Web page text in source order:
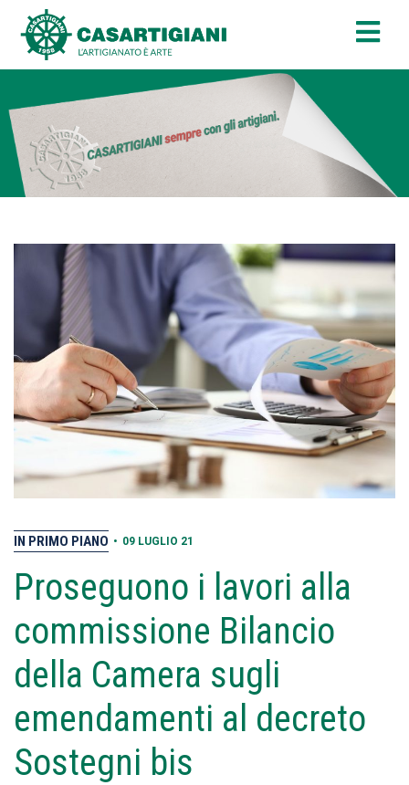
IN PRIMO PIANO • 09 LUGLIO 21
Proseguono i lavori alla
commissione Bilancio
della Camera sugli
emendamenti al decreto
Sostegni bis